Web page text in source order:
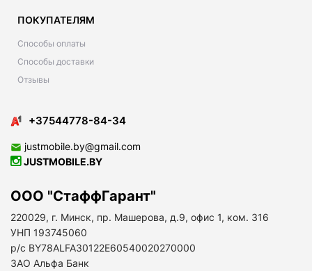
ПОКУПАТЕЛЯМ
Способы оплаты
Способы доставки
Отзывы
+37544778-84-34
justmobile.by@gmail.com
JUSTMOBILE.BY
ООО "СтаффГарант"
220029, г. Минск, пр. Машерова, д.9, офис 1, ком. 316
УНП 193745060
р/с BY78ALFA30122E60540020270000
ЗАО Альфа Банк